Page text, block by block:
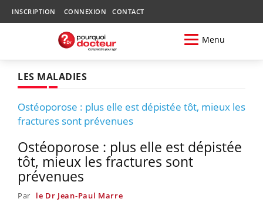
INSCRIPTION CONNEXION CONTACT
Menu
LES MALADIES
Ostéoporose : plus elle est dépistée tôt, mieux les
fractures sont prévenues
Ostéoporose : plus elle est dépistée
tôt, mieux les fractures sont
prévenues
Par le Dr Jean-Paul Marre